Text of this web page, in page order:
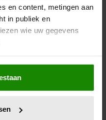
en content, metingen aan
in publiek en
wie uw gegevens
graag:
uw geografische
nauwkeurig kan zijn
(fingerprinting)